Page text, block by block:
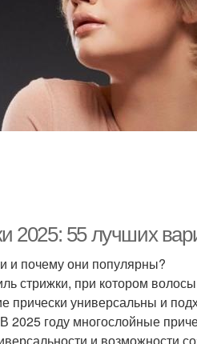
2025: 55 лучших
и почему они популярны?
стрижки, при котором
прически универсальны и
году многослойные